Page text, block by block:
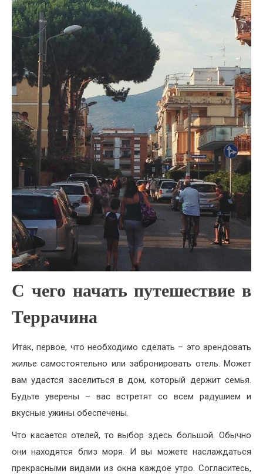
С чего начать путешествие в
Террачина
Итак, первое, что необходимо сделать – это арендовать
жилье самостоятельно или забронировать отель. Может
вам удастся заселиться в дом, который держит семья.
Будьте уверены – вас встретят со всем радушием и
вкусные ужины обеспечены.
Что касается отелей, то выбор здесь большой. Обычно
они находятся близ моря. И вы можете наслаждаться
прекрасными видами из окна каждое утро. Согласитесь,